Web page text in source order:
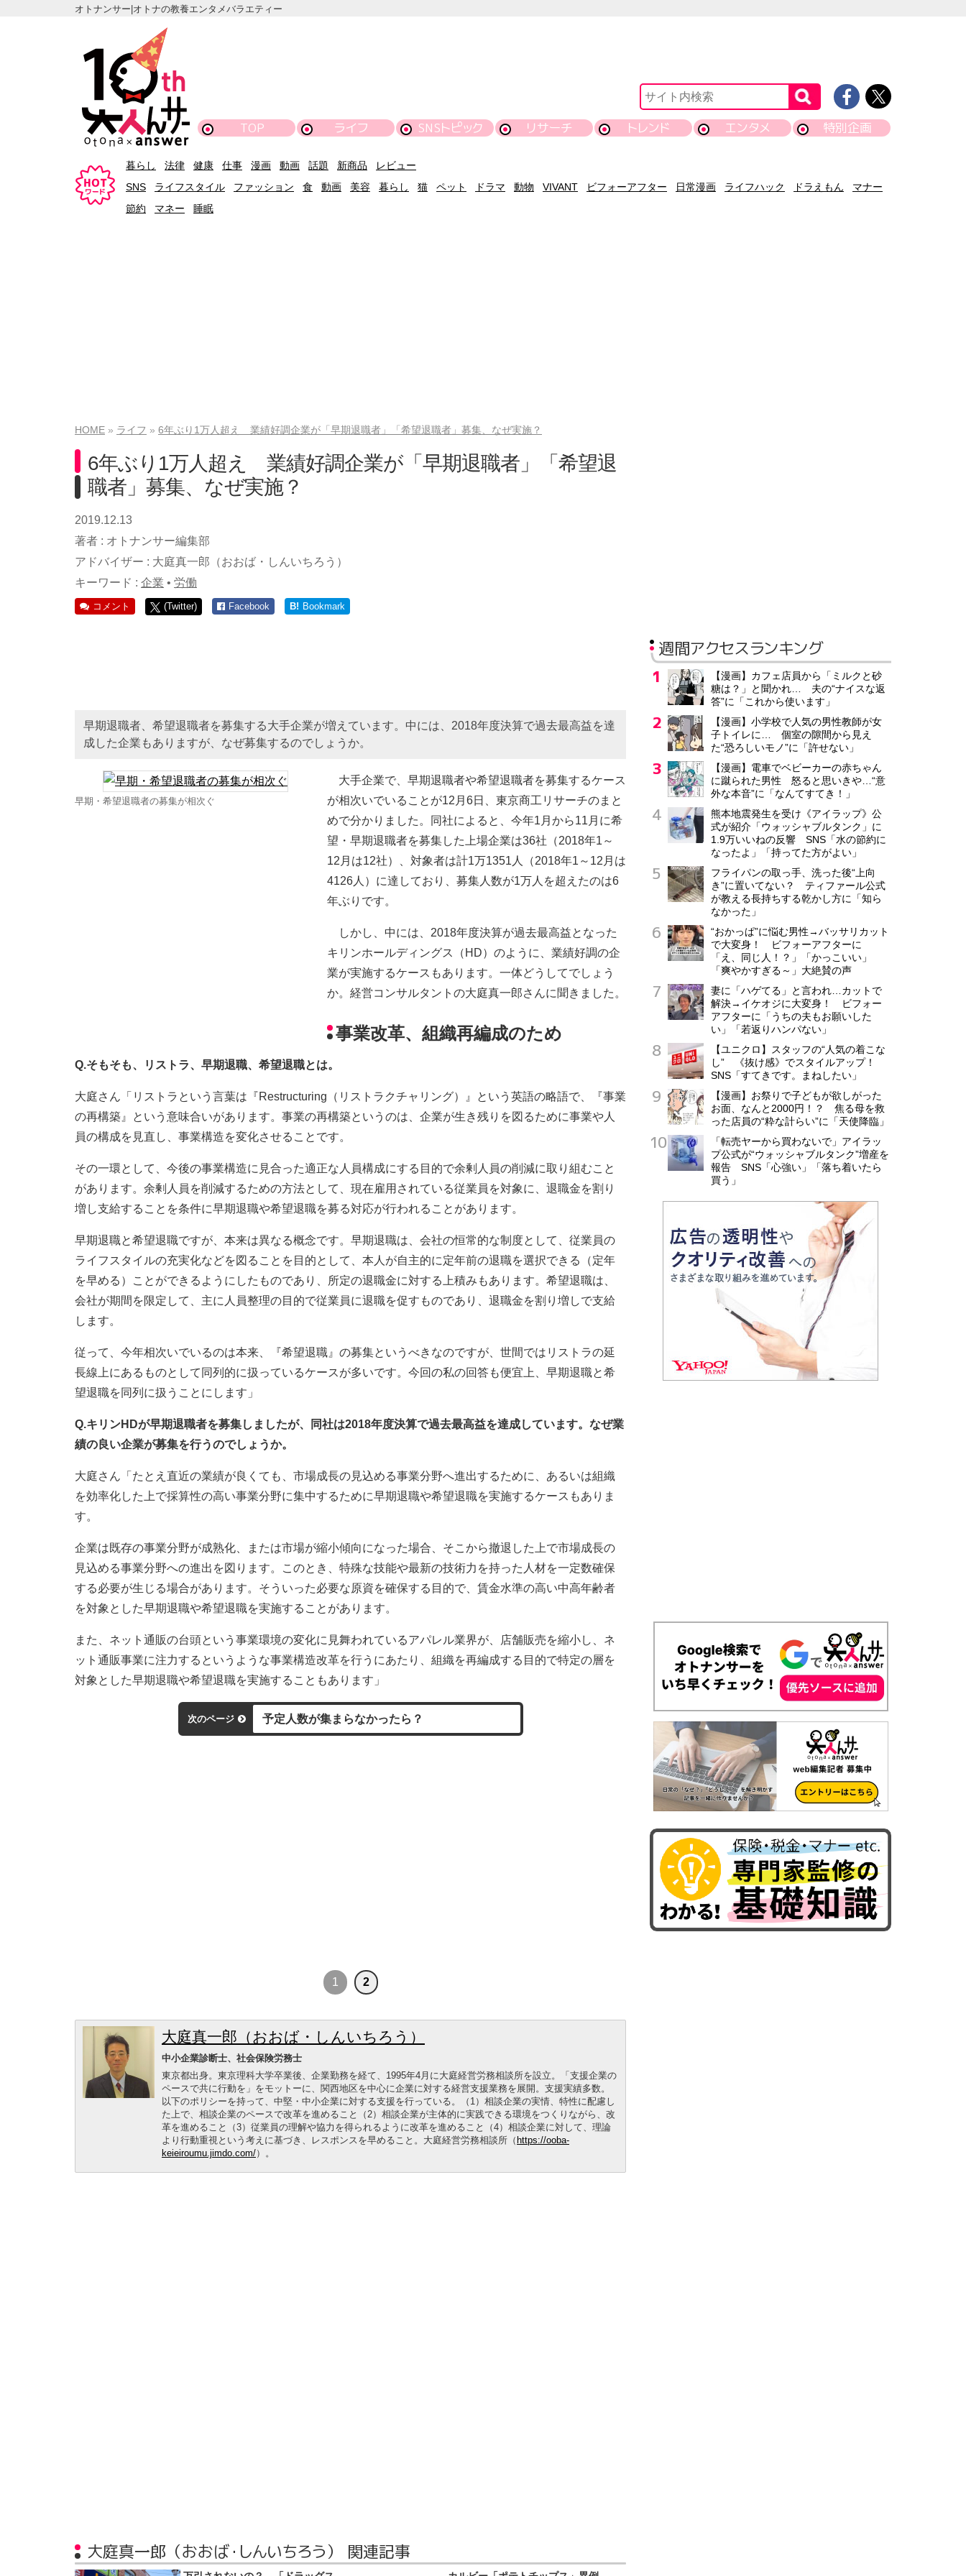
オトナンサー|オトナの教養エンタメバラエティー
TOP ライフ SNSトピック リサーチ トレンド エンタメ 特別企画
暮らし 法律 健康 仕事 漫画 動画 話題 新商品
レビュー
SNS
ライフスタイル ファッション 食 動画 美容 暮らし 猫 ペット ドラマ 動物 VIVANT ビフォーアフター 日常漫画 ライフハック ドラえもん
マナー
節約
マネー 睡眠
HOME ライフ 6年ぶり1万人超え 業績好調企業が「早期退職者」「希望退職者」募集、なぜ実施？
6年ぶり1万人超え 業績好調企業が「早期退職者」「希望退
職者」募集、なぜ実施？
2019.12.13
著者 : オトナンサー編集部
アドバイザー : 大庭真一郎（おおば・しんいちろう）
キーワード : 企業 • 労働
コメント (Twitter) Facebook B! Bookmark
早期退職者、希望退職者を募集する大手企業が増えています。中には、2018年度決算で過去最高益を達
成した企業もありますが、なぜ募集するのでしょうか。
早期・希望退職者の募集が相次ぐ
大手企業で、早期退職者や希望退職者を募集するケース
が相次いでいることが12月6日、東京商工リサーチのまと
めで分かりました。同社によると、今年1月から11月に希
望・早期退職者を募集した上場企業は36社（2018年1～
12月は12社）、対象者は計1万1351人（2018年1～12月は
4126人）に達しており、募集人数が1万人を超えたのは6
年ぶりです。
しかし、中には、2018年度決算が過去最高益となった
キリンホールディングス（HD）のように、業績好調の企
業が実施するケースもあります。一体どうしてでしょう
か。経営コンサルタントの大庭真一郎さんに聞きました。
事業改革、組織再編成のため
Q.そもそも、リストラ、早期退職、希望退職とは。
大庭さん「リストラという言葉は『Restructuring（リストラクチャリング）』という英語の略語で、『事業
の再構築』という意味合いがあります。事業の再構築というのは、企業が生き残りを図るために事業や人
員の構成を見直し、事業構造を変化させることです。
その一環として、今後の事業構造に見合った適正な人員構成にする目的で余剰人員の削減に取り組むこと
があります。余剰人員を削減するための方法として、現在雇用されている従業員を対象に、退職金を割り
増し支給することを条件に早期退職や希望退職を募る対応が行われることがあります。
早期退職と希望退職ですが、本来は異なる概念です。早期退職は、会社の恒常的な制度として、従業員の
ライフスタイルの充実化などを図ることを目的として、本人が自主的に定年前の退職を選択できる（定年
を早める）ことができるようにしたものであり、所定の退職金に対する上積みもあります。希望退職は、
会社が期間を限定して、主に人員整理の目的で従業員に退職を促すものであり、退職金を割り増しで支給
します。
従って、今年相次いでいるのは本来、『希望退職』の募集というべきなのですが、世間ではリストラの延
長線上にあるものとして同列的に扱っているケースが多いです。今回の私の回答も便宜上、早期退職と希
望退職を同列に扱うことにします」
Q.キリンHDが早期退職者を募集しましたが、同社は2018年度決算で過去最高益を達成しています。なぜ業
績の良い企業が募集を行うのでしょうか。
大庭さん「たとえ直近の業績が良くても、市場成長の見込める事業分野へ進出するために、あるいは組織
を効率化した上で採算性の高い事業分野に集中するために早期退職や希望退職を実施するケースもありま
す。
企業は既存の事業分野が成熟化、または市場が縮小傾向になった場合、そこから撤退した上で市場成長の
見込める事業分野への進出を図ります。このとき、特殊な技能や最新の技術力を持った人材を一定数確保
する必要が生じる場合があります。そういった必要な原資を確保する目的で、賃金水準の高い中高年齢者
を対象とした早期退職や希望退職を実施することがあります。
また、ネット通販の台頭という事業環境の変化に見舞われているアパレル業界が、店舗販売を縮小し、ネ
ット通販事業に注力するというような事業構造改革を行うにあたり、組織を再編成する目的で特定の層を
対象とした早期退職や希望退職を実施することもあります」
次のページ 予定人数が集まらなかったら？
1 2
大庭真一郎（おおば・しんいちろう）
中小企業診断士、社会保険労務士
東京都出身。東京理科大学卒業後、企業勤務を経て、1995年4月に大庭経営労務相談所を設立。「支援企業の
ペースで共に行動を」をモットーに、関西地区を中心に企業に対する経営支援業務を展開。支援実績多数。
以下のポリシーを持って、中堅・中小企業に対する支援を行っている。（1）相談企業の実情、特性に配慮し
た上で、相談企業のペースで改革を進めること（2）相談企業が主体的に実践できる環境をつくりながら、改
革を進めること（3）従業員の理解や協力を得られるように改革を進めること（4）相談企業に対して、理論
より行動重視という考えに基づき、レスポンスを早めること。大庭経営労務相談所（ https://ooba-
keieiroumu.jimdo.com/）。
大庭真一郎（おおば・しんいちろう） 関連記事
週間アクセスランキング
【漫画】カフェ店員から「ミルクと砂
糖は？」と聞かれ… 夫の“ナイスな返
答”に「これから使います」
【漫画】小学校で人気の男性教師が女
子トイレに… 個室の隙間から見え
た“恐ろしいモノ”に「許せない」
【漫画】電車でベビーカーの赤ちゃん
に蹴られた男性 怒ると思いきや…“意
外な本音”に「なんてすてき！」
熊本地震発生を受け《アイラップ》公
式が紹介「ウォッシャブルタンク」に
1.9万いいねの反響 SNS「水の節約に
なったよ」「持ってた方がよい」
フライパンの取っ手、洗った後“上向
き”に置いてない？ ティファール公式
が教える長持ちする乾かし方に「知ら
なかった」
“おかっぱ”に悩む男性→バッサリカット
で大変身！ ビフォーアフターに
「え、同じ人！？」「かっこいい」
「爽やかすぎる～」大絶賛の声
妻に「ハゲてる」と言われ…カットで
解決→イケオジに大変身！ ビフォー
アフターに「うちの夫もお願いした
い」「若返りハンパない」
【ユニクロ】スタッフの“人気の着こな
し” 《抜け感》でスタイルアップ！
SNS「すてきです。まねしたい」
【漫画】お祭りで子どもが欲しがった
お面、なんと2000円！？ 焦る母を救
った店員の“粋な計らい”に「天使降臨」
「転売ヤーから買わないで」アイラッ
プ公式が“ウォッシャブルタンク”増産を
報告 SNS「心強い」「落ち着いたら
買う」